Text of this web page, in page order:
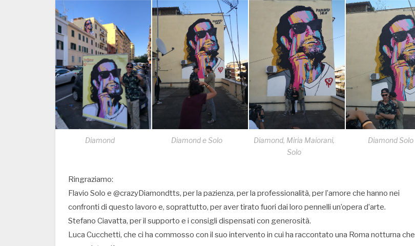
Diamond Diamond e Solo
Diamond, Miria Maiorani,
Solo
Diamond Solo
Ringraziamo:
Flavio Solo e @crazyDiamondtts, per la pazienza, per la professionalità, per l’amore che hanno nei
confronti di questo lavoro e, soprattutto, per aver tirato fuori dai loro pennelli un’opera d’arte.
Stefano Ciavatta, per il supporto e i consigli dispensati con generosità.
Luca Cucchetti, che ci ha commosso con il suo intervento in cui ha raccontato una Roma notturna che